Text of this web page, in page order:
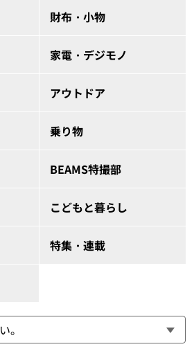
財布・小物
家電・デジモノ
アウトドア
乗り物
BEAMS特撮部
こどもと暮らし
特集・連載